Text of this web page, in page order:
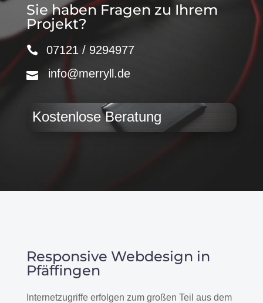
Sie haben Fragen zu Ihrem
Projekt?
07121 / 9294977
info@merryll.de
Kostenlose Beratung
Responsive Webdesign in
Pfäffingen
Internetzugriffe erfolgen zum großen Teil aus dem